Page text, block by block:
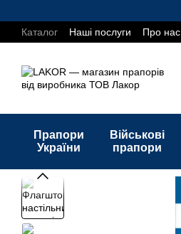
Каталог
Наші послуги Про нас
Прапори
України
Військові
прапори